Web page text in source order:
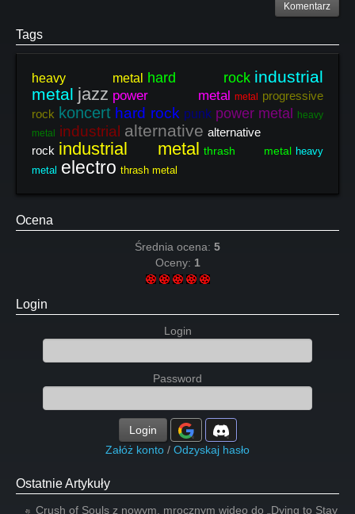
Komentarz
Tags
heavy metal hard rock industrial
metal jazz power metal metal
progressive
rock koncert hard rock punk power metal
heavy
metal
industrial alternative alternative
rock industrial metal thrash metal heavy
metal electro thrash metal
Ocena
Średnia ocena: 5
Oceny: 1
Login
Login
Password
Login
Załóż konto / Odzyskaj hasło
Ostatnie Artykuły
Crush of Souls z nowym, mrocznym wideo do „Dying to Stay